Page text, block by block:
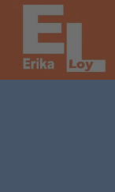
Skip to main